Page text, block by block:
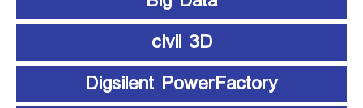
civil 3D
Digsilent PowerFactory